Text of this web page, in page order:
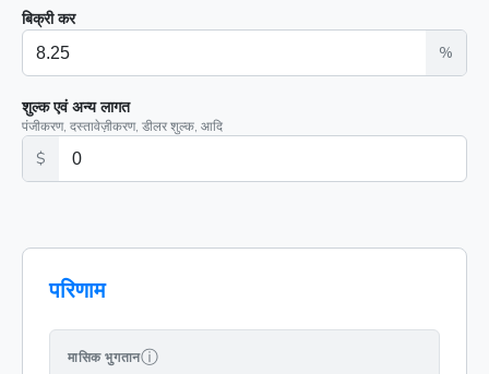
बिक्री कर
%
शुल्क एवं अन्य लागत
पंजीकरण, दस्तावेज़ीकरण, डीलर शुल्क, आदि
$
परिणाम
मासिक भुगतानⓘ